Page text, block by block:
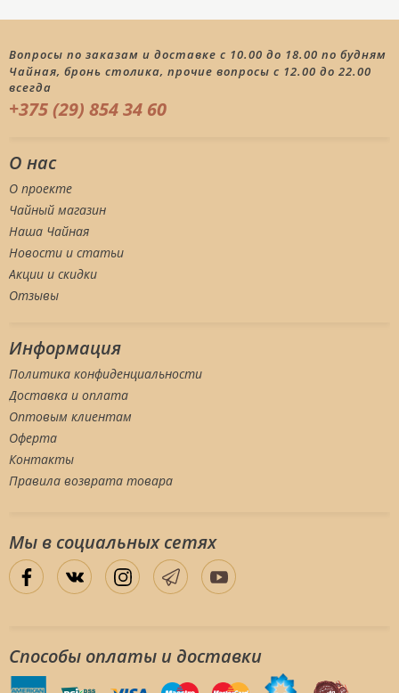
Вопросы по заказам и доставке с 10.00 до 18.00 по будням
Чайная, бронь столика, прочие вопросы с 12.00 до 22.00
всегда
+375 (29) 854 34 60
О нас
О проекте
Чайный магазин
Наша Чайная
Новости и статьи
Акции и скидки
Отзывы
Информация
Политика конфиденциальности
Доставка и оплата
Оптовым клиентам
Оферта
Контакты
Правила возврата товара
Мы в социальных сетяx
Способы оплаты и доставки